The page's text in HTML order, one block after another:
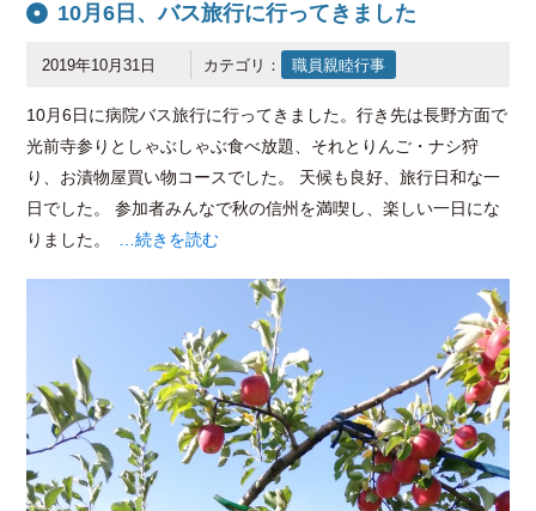
10月6日、バス旅行に行ってきました
2019年10月31日 カテゴリ： 職員親睦行事
10月6日に病院バス旅行に行ってきました。行き先は長野方面で
光前寺参りとしゃぶしゃぶ食べ放題、それとりんご・ナシ狩
り、お漬物屋買い物コースでした。 天候も良好、旅行日和な一
日でした。 参加者みんなで秋の信州を満喫し、楽しい一日にな
りました。
…続きを読む